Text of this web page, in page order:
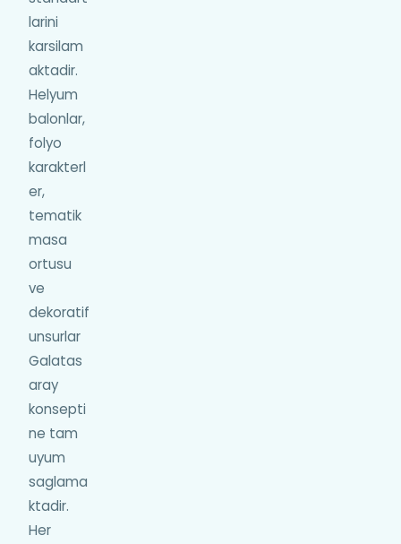
larini
karsilam
aktadir.
Helyum
balonlar,
folyo
karakterl
er,
tematik
masa
ortusu
ve
dekoratif
unsurlar
Galatas
aray
konsepti
ne tam
uyum
saglama
ktadir.
Her